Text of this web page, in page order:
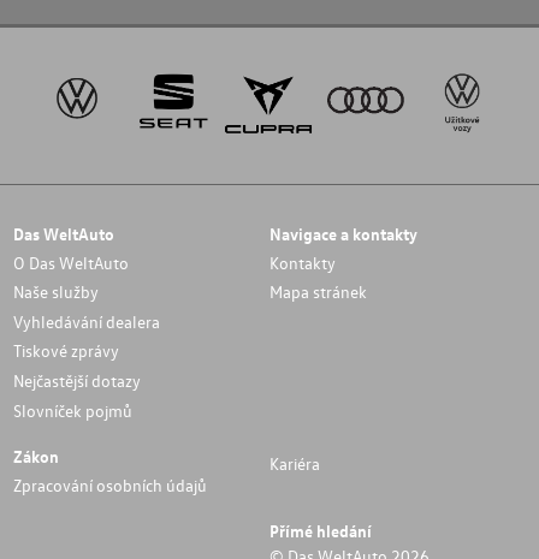
Das WeltAuto
O Das WeltAuto
Naše služby
Vyhledávání dealera
Tiskové zprávy
Nejčastější dotazy
Slovníček pojmů
Navigace a kontakty
Kontakty
Mapa stránek
Zákon
Zpracování osobních údajů
Kariéra
Přímé hledání